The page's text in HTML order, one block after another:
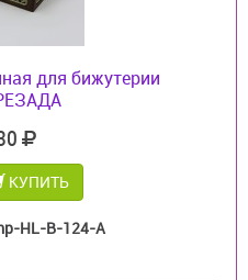
для бижутерии
КУПИТЬ
HL-B-124-A